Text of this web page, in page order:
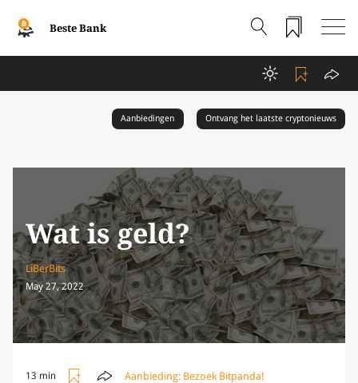
Beste Bank
Aanbiedingen Ontvang het laatste cryptonieuws
Wat is geld?
LiBerBits
May 27, 2022
13 min Aanbieding: Bezoek Bitpanda!